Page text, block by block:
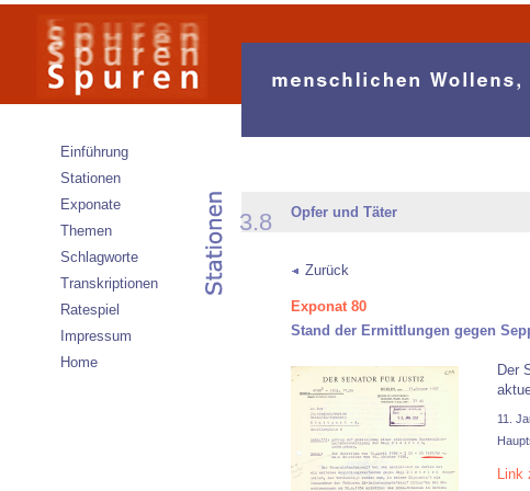
Einführung
Stationen
Exponate
Themen
Schlagworte
Transkriptionen
Ratespiel
Impressum
Home
3.8 Opfer und Täter
Zurück
Exponat 80
Stand der Ermittlungen gegen
Der
11.
Link